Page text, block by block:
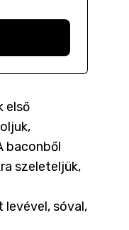
első
baconből
szeleteljük,
levével, sóval,